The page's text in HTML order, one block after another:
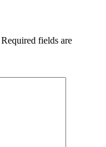
Required fields are